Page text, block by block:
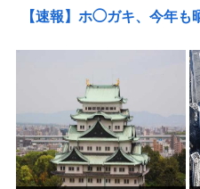
【速報】ホ◯ガキ、今年も